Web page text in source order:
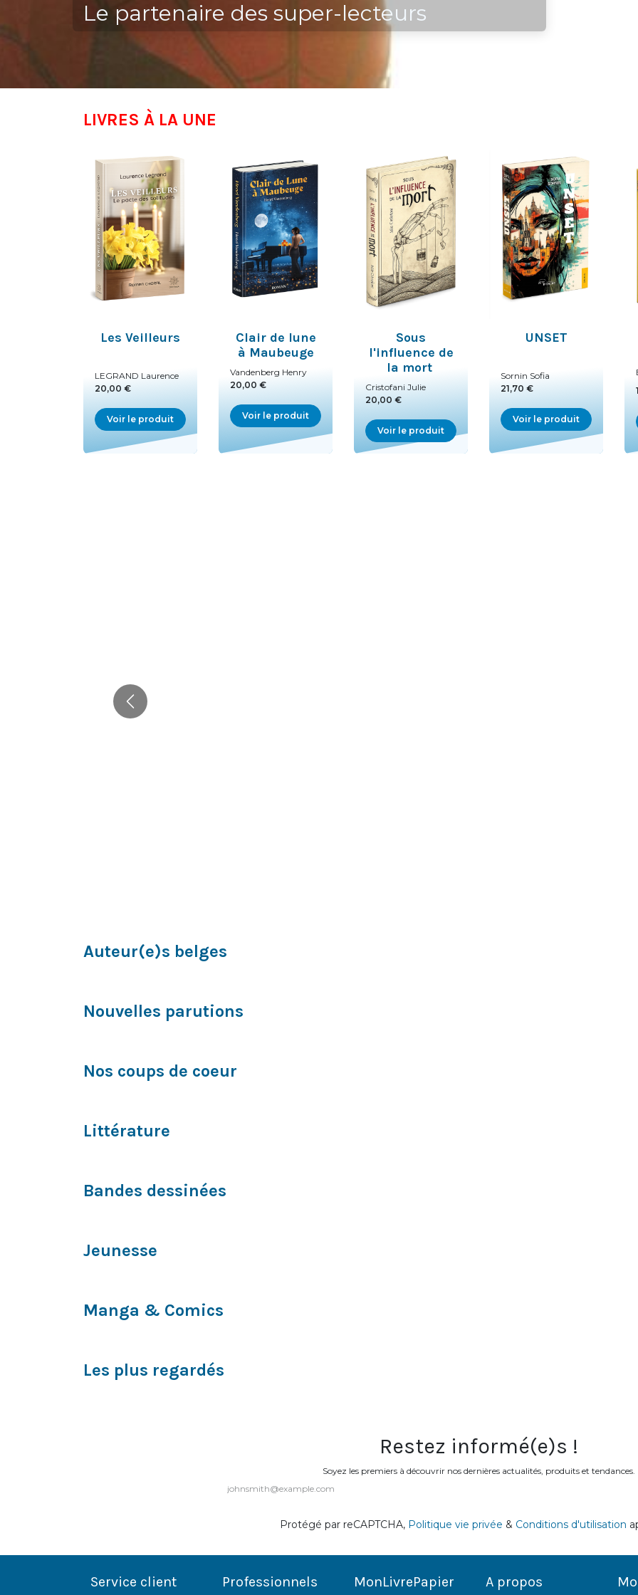
Le partenaire des super-lecteurs
LIVRES À LA UNE
Les Veilleurs
LEGRAND Laurence
20,00 €
Voir le produit
Clair de lune
à Maubeuge
Vandenberg Henry
20,00 €
Voir le produit
Sous
l'influence de
la mort
Cristofani Julie
20,00 €
Voir le produit
UNSET
Sornin Sofia
21,70 €
Voir le produit
Précédent
Auteur(e)s belges
Nouvelles parutions
Nos coups de coeur
Littérature​
Bandes dessinées
Jeunesse
Manga & Comics
Les plus regardés
Restez informé(e)s !
Soyez les premiers à découvrir nos dernières actualités, produits et tendances.
Protégé par reCAPTCHA, Politique vie privée & Conditions d'utilisation
Service client Professionnels MonLivrePapier A propos